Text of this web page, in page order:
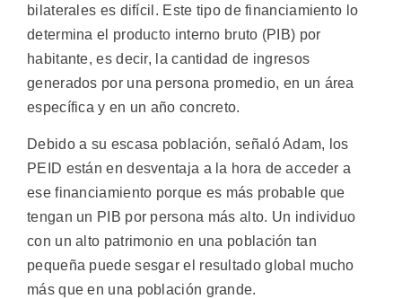
bilaterales es difícil. Este tipo de financiamiento lo
determina el producto interno bruto (PIB) por
habitante, es decir, la cantidad de ingresos
generados por una persona promedio, en un área
específica y en un año concreto.
Debido a su escasa población, señaló Adam, los
PEID están en desventaja a la hora de acceder a
ese financiamiento porque es más probable que
tengan un PIB por persona más alto. Un individuo
con un alto patrimonio en una población tan
pequeña puede sesgar el resultado global mucho
más que en una población grande.